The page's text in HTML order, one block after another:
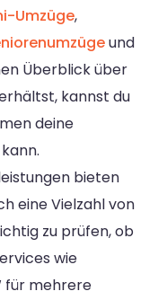
Umzüge,
und
Überblick über
kannst du
deine
bieten
eine Vielzahl von
zu prüfen, ob
wie
für mehrere